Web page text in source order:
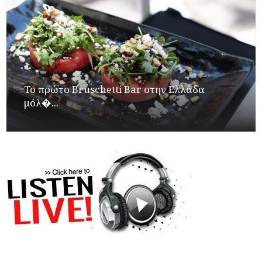
Το πρώτο Bruschetti Bar στην Ελλάδα
μόλ�...